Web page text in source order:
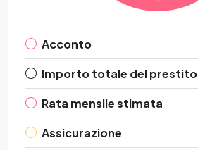
Acconto
Importo totale del prestito
Rata mensile stimata
Assicurazione